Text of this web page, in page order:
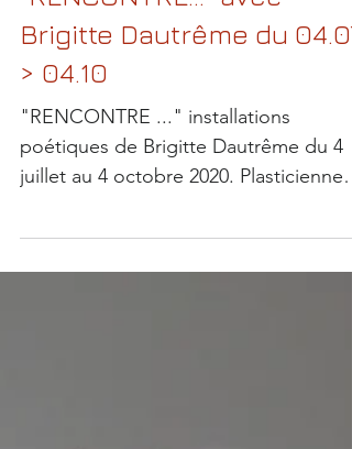
Carte Blanche:
"RENCONTRE..." avec
> 04.10
"RENCONTRE ..." installations
juillet au 4 octobre 2020. Plasticienne
aux expressions multiples, ...